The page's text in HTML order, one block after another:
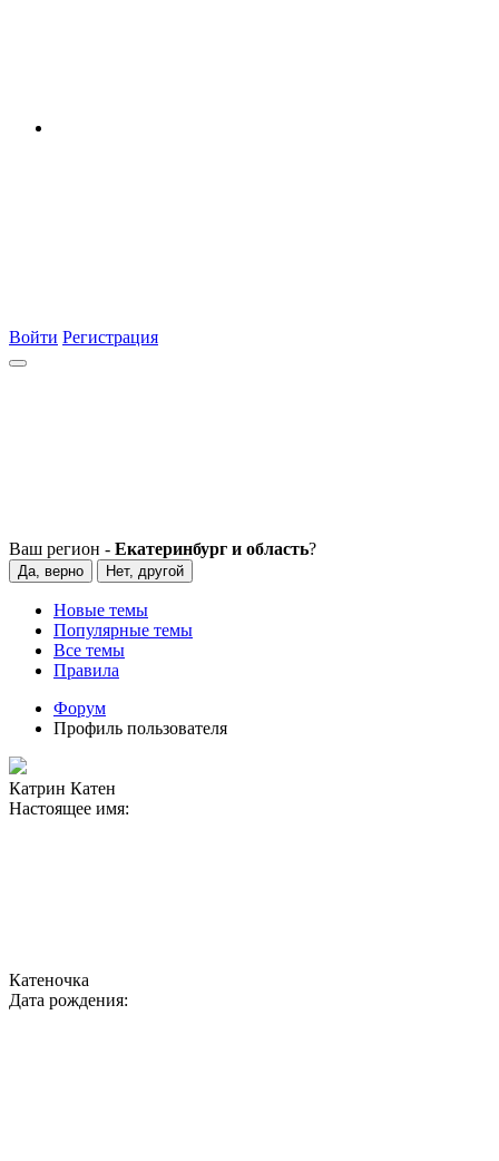
Войти Регистрация
Ваш регион - Екатеринбург и область?
Да, верно Нет, другой
Новые темы
Популярные темы
Все темы
Правила
Форум
Профиль пользователя
Катрин Катен
Настоящее имя:
Катеночка
Дата рождения: